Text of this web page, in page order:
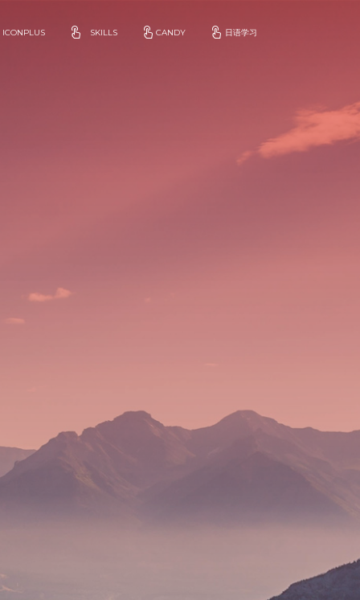
ICONPLUS SKILLS CANDY 日语学习